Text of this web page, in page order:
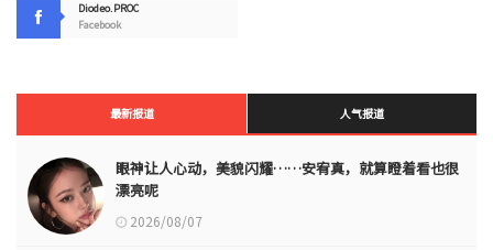
Diodeo.PROC
Facebook
最新报道 人气报道
眼神让人心动，美貌闪耀……安宥真，就算瞪着看也很
漂亮呢
2026/08/07